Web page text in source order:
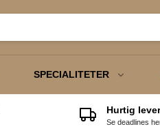
SPECIALITETER
Hurtig
Se deadlines